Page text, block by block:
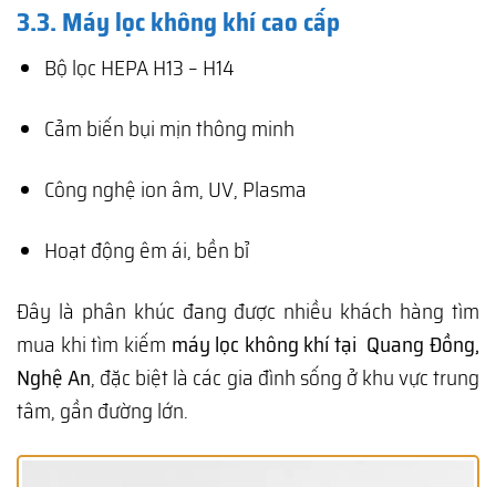
3.3. Máy lọc không khí cao cấp
Bộ lọc HEPA H13 – H14
Cảm biến bụi mịn thông minh
Công nghệ ion âm, UV, Plasma
Hoạt động êm ái, bền bỉ
Đây là phân khúc đang được nhiều khách hàng tìm
mua khi tìm kiếm máy lọc không khí tại Quang Đồng,
Nghệ An, đặc biệt là các gia đình sống ở khu vực trung
tâm, gần đường lớn.